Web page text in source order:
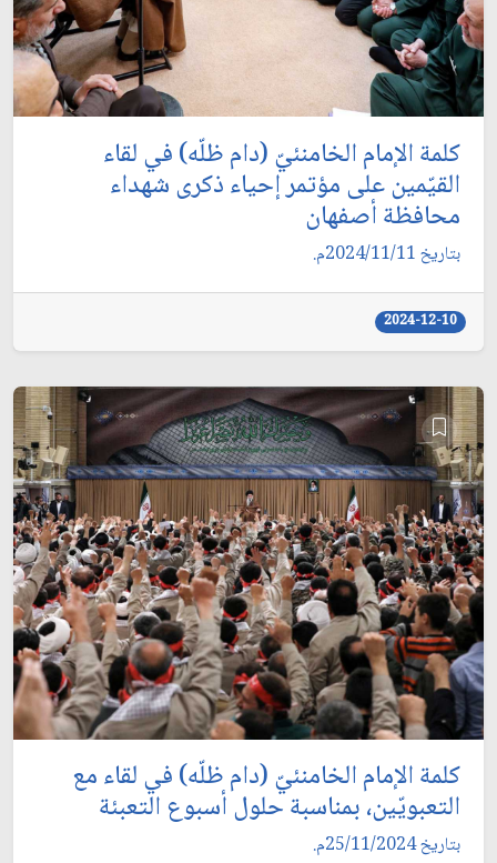
كلمة الإمام الخامنئيّ (دام ظلّه) في لقاء
القيّمين على مؤتمر إحياء ذكرى شهداء
محافظة أصفهان
بتاريخ 2024/11/11م.
2024-12-10
كلمة الإمام الخامنئيّ (دام ظلّه) في لقاء مع
التعبويّين، بمناسبة حلول أسبوع التعبئة
بتاريخ 25/11/2024م.